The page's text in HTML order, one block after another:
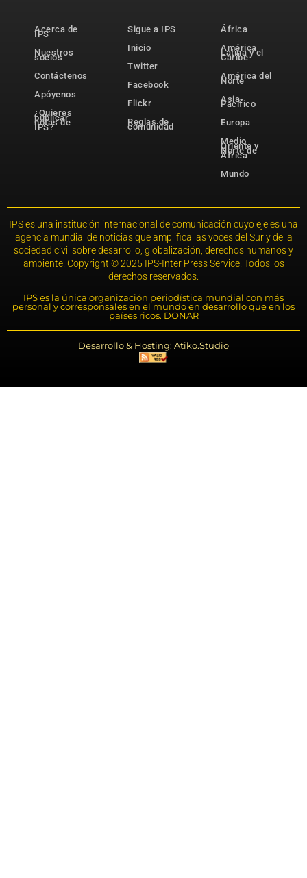
Acerca de
IPS
Nuestros
socios
Contáctenos
Apóyenos
¿Quieres
publicar
notas de
IPS?
Sigue a IPS
Inicio
Twitter
Facebook
Flickr
Reglas de
comunidad
África
América
Latina y el
Caribe
América del
Norte
Asia-
Pacífico
Europa
Medio
Oriente y
Norte de
África
Mundo
IPS es una institución internacional de comunicación cuyo eje es una
agencia mundial de noticias que amplifica las voces del Sur y de la
sociedad civil sobre desarrollo, globalización, derechos humanos y
ambiente. Copyright © 2025 IPS-Inter Press Service. Todos los
derechos reservados.
IPS es la única organización periodística mundial con más
personal y corresponsales en el mundo en desarrollo que en los
países ricos. DONAR
Desarrollo & Hosting: Atiko.Studio